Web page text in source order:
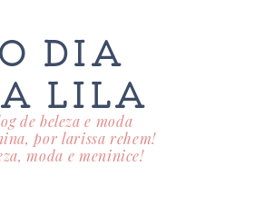
O DIA
LILA
de beleza e moda
por larissa rehem!
moda e meninice!